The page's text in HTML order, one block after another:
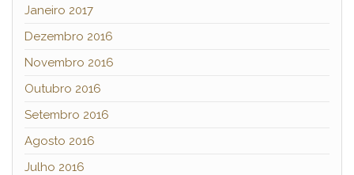
Janeiro 2017
Dezembro 2016
Novembro 2016
Outubro 2016
Setembro 2016
Agosto 2016
Julho 2016